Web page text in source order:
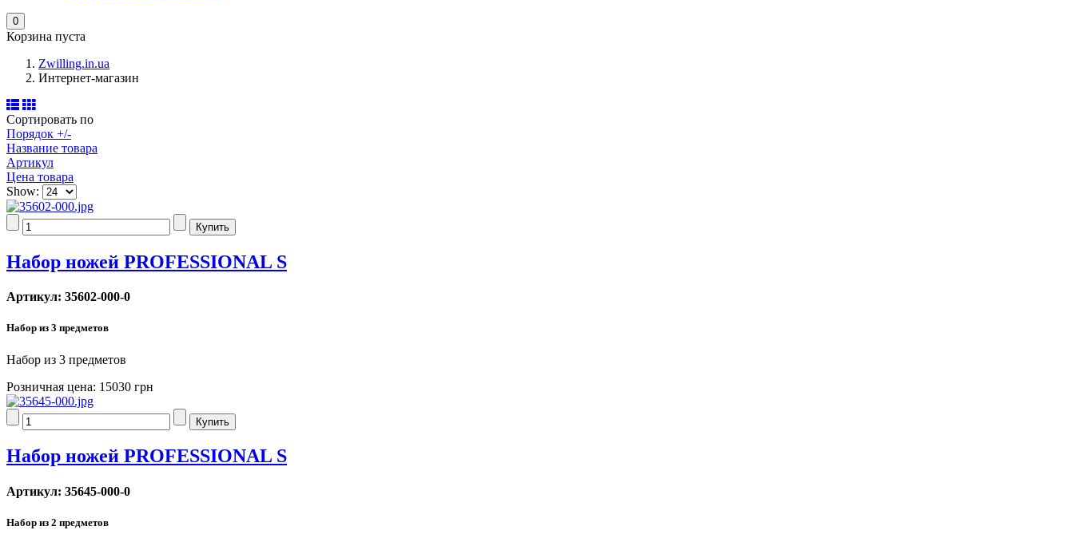
0
Корзина пуста
Zwilling.in.ua
Интернет-магазин
Сортировать по
Порядок +/-
Название товара
Артикул
Цена товара
Show:
Набор ножей PROFESSIONAL S
Артикул: 35602-000-0
Набор из 3 предметов
Набор из 3 предметов
Розничная цена: 15030 грн
Набор ножей PROFESSIONAL S
Артикул: 35645-000-0
Набор из 2 предметов